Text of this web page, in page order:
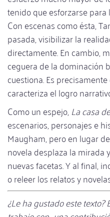
tenido que esforzarse para
Con escenas como ésta,
pasada, visibilizar la
directamente. En cambio,
ceguera de la dominación
cuestiona. Es
caracteriza el logro
Como un espejo,La casa
escenarios, personajes e
Maugham, pero en lugar
novela desplaza la mirada
nuevas facetas. Y al final,
o releer los relatos y
¿Le ha gustado este texto?